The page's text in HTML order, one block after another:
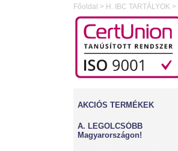
Főoldal > H. IBC TARTÁLYOK >
AKCIÓS TERMÉKEK
A. LEGOLCSÓBB
Magyarországon!